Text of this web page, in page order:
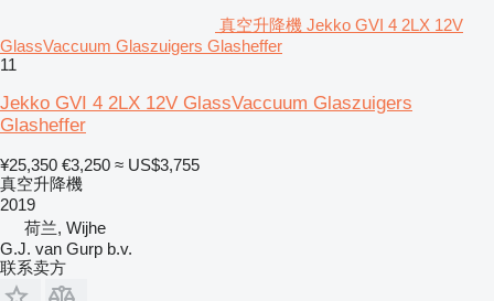
真空升降機 Jekko GVI 4 2LX 12V
GlassVaccuum Glaszuigers Glasheffer
11
Jekko GVI 4 2LX 12V GlassVaccuum Glaszuigers
Glasheffer
¥25,350 €3,250 ≈ US$3,755
真空升降機
2019
荷兰, Wijhe
G.J. van Gurp b.v.
联系卖方